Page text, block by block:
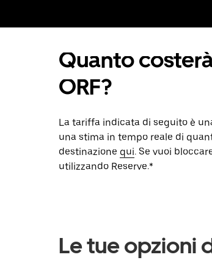
Quanto
ORF?
La tariffa indicata di seguito è
una stima in tempo reale di
destinazione qui. Se vuoi
utilizzando Reserve.*
Le tue opzioni